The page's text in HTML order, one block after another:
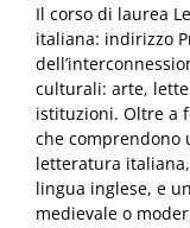
Il corso di laurea
italiana: indirizzo
culturali: arte,
istituzioni. Oltre a
che comprendono
letteratura
lingua inglese, e
medievale o